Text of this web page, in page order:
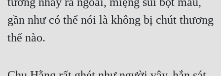
Truyện Nữ
Vô Địch Lưu
gần như có thể nói là không bị chút thương
thế nào.